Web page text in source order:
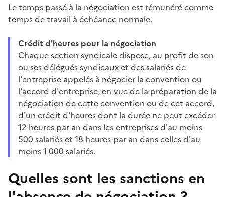
Le temps passé à la négociation est rémunéré comme
temps de travail à échéance normale.
Crédit d'heures pour la négociation
Chaque section syndicale dispose, au profit de son
ou ses délégués syndicaux et des salariés de
l'entreprise appelés à négocier la convention ou
l'accord d'entreprise, en vue de la préparation de la
négociation de cette convention ou de cet accord,
d'un crédit d'heures dont la durée ne peut excéder
12 heures par an dans les entreprises d'au moins
500 salariés et 18 heures par an dans celles d'au
moins 1 000 salariés.
Quelles sont les sanctions en